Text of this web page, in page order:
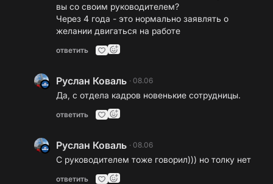
вы со своим руководителем?
Через 4 года - это нормально заявлять о
желании двигаться на работе
ответить
Руслан Коваль · 08.06
Да, с отдела кадров новенькие сотрудницы.
ответить
Руслан Коваль · 08.06
С руководителем тоже говорил))) но толку нет
ответить